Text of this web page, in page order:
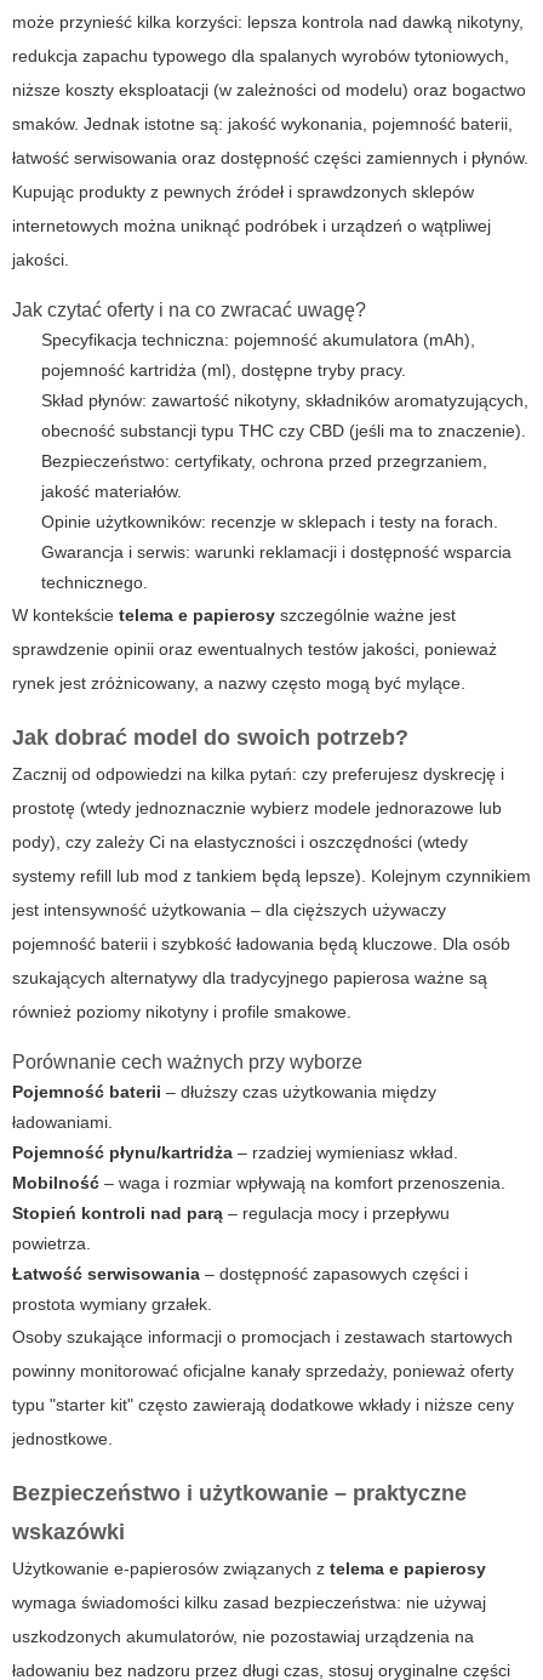
może przynieść kilka korzyści: lepsza kontrola nad dawką nikotyny,
redukcja zapachu typowego dla spalanych wyrobów tytoniowych,
niższe koszty eksploatacji (w zależności od modelu) oraz bogactwo
smaków. Jednak istotne są: jakość wykonania, pojemność baterii,
łatwość serwisowania oraz dostępność części zamiennych i płynów.
Kupując produkty z pewnych źródeł i sprawdzonych sklepów
internetowych można uniknąć podróbek i urządzeń o wątpliwej
jakości.
Jak czytać oferty i na co zwracać uwagę?
Specyfikacja techniczna: pojemność akumulatora (mAh),
pojemność kartridża (ml), dostępne tryby pracy.
Skład płynów: zawartość nikotyny, składników aromatyzujących,
obecność substancji typu THC czy CBD (jeśli ma to znaczenie).
Bezpieczeństwo: certyfikaty, ochrona przed przegrzaniem,
jakość materiałów.
Opinie użytkowników: recenzje w sklepach i testy na forach.
Gwarancja i serwis: warunki reklamacji i dostępność wsparcia
technicznego.
W kontekście telema e papierosy szczególnie ważne jest
sprawdzenie opinii oraz ewentualnych testów jakości, ponieważ
rynek jest zróżnicowany, a nazwy często mogą być mylące.
Jak dobrać model do swoich potrzeb?
Zacznij od odpowiedzi na kilka pytań: czy preferujesz dyskrecję i
prostotę (wtedy jednoznacznie wybierz modele jednorazowe lub
pody), czy zależy Ci na elastyczności i oszczędności (wtedy
systemy refill lub mod z tankiem będą lepsze). Kolejnym czynnikiem
jest intensywność użytkowania – dla cięższych używaczy
pojemność baterii i szybkość ładowania będą kluczowe. Dla osób
szukających alternatywy dla tradycyjnego papierosa ważne są
również poziomy nikotyny i profile smakowe.
Porównanie cech ważnych przy wyborze
Pojemność baterii – dłuższy czas użytkowania między
ładowaniami.
Pojemność płynu/kartridża – rzadziej wymieniasz wkład.
Mobilność – waga i rozmiar wpływają na komfort przenoszenia.
Stopień kontroli nad parą – regulacja mocy i przepływu
powietrza.
Łatwość serwisowania – dostępność zapasowych części i
prostota wymiany grzałek.
Osoby szukające informacji o promocjach i zestawach startowych
powinny monitorować oficjalne kanały sprzedaży, ponieważ oferty
typu "starter kit" często zawierają dodatkowe wkłady i niższe ceny
jednostkowe.
Bezpieczeństwo i użytkowanie – praktyczne
wskazówki
Użytkowanie e‑papierosów związanych z telema e papierosy
wymaga świadomości kilku zasad bezpieczeństwa: nie używaj
uszkodzonych akumulatorów, nie pozostawiaj urządzenia na
ładowaniu bez nadzoru przez długi czas, stosuj oryginalne części